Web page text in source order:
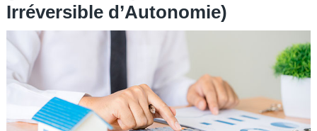
Irréversible d’Autonomie)